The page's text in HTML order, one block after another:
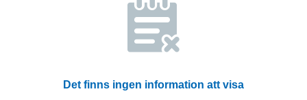
Det finns ingen information att visa